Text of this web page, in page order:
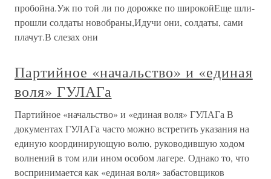
пробойна.Уж по той ли по дорожке по широкойЕще шли-
прошли солдаты новобраны,Идучи они, солдаты, сами
плачут.В слезах они
Партийное «начальство» и «единая
воля» ГУЛАГа
Партийное «начальство» и «единая воля» ГУЛАГа В
документах ГУЛАГа часто можно встретить указания на
единую координирующую волю, руководившую ходом
волнений в том или ином особом лагере. Однако то, что
воспринимается как «единая воля» забастовщиков